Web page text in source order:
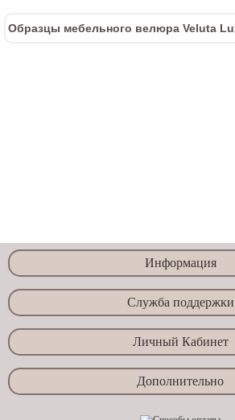
Образцы мебельного велюра Veluta
Информация
Служба поддержки
Личный Кабинет
Дополнительно